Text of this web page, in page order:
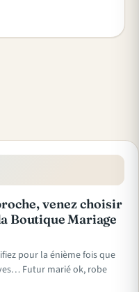
venez choisir
Boutique Mariage
pour la énième fois que
Futur marié ok, robe